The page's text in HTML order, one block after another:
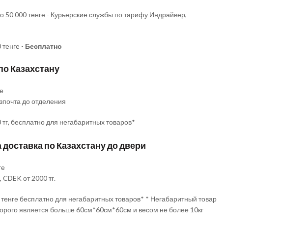
50 000 тенге - Курьерские службы по тарифу Индрайвер,
- Бесплатно
Казахстану
до отделения
бесплатно для негабаритных товаров*
доставка по Казахстану до двери
CDEK от 2000 тг.
бесплатно для негабаритных товаров* * Негабаритный товар
является больше 60см*60см*60см и весом не более 10кг